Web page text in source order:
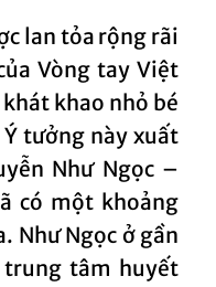
lan tỏa rộng rãi
Vòng tay Việt
khao nhỏ bé
tưởng này xuất
Như Ngọc –
có một khoảng
Như Ngọc ở gần
tâm huyết